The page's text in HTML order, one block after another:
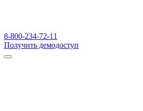
8-800-234-72-11
Получить демодоступ